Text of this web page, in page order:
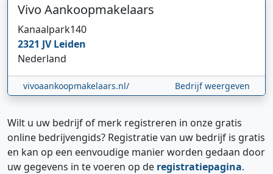
Vivo Aankoopmakelaars
Kanaalpark140
2321 JVLeiden
Nederland
vivoaankoopmakelaars.nl/ Bedrijf weergeven
Wilt u uw bedrijf of merk registreren in onze gratis
online bedrijvengids? Registratie van uw bedrijf is gratis
en kan op een eenvoudige manier worden gedaan door
uw gegevens in te voeren op de registratiepagina.